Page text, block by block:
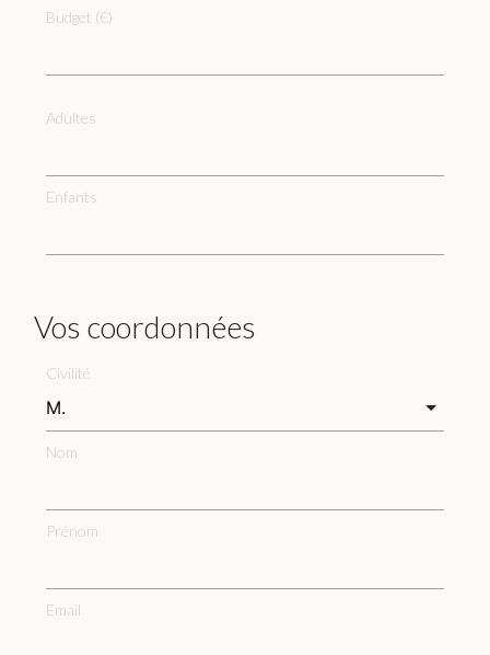
Budget (€)
Adultes
Enfants
Vos coordonnées
Civilité
Nom
Prénom
Email